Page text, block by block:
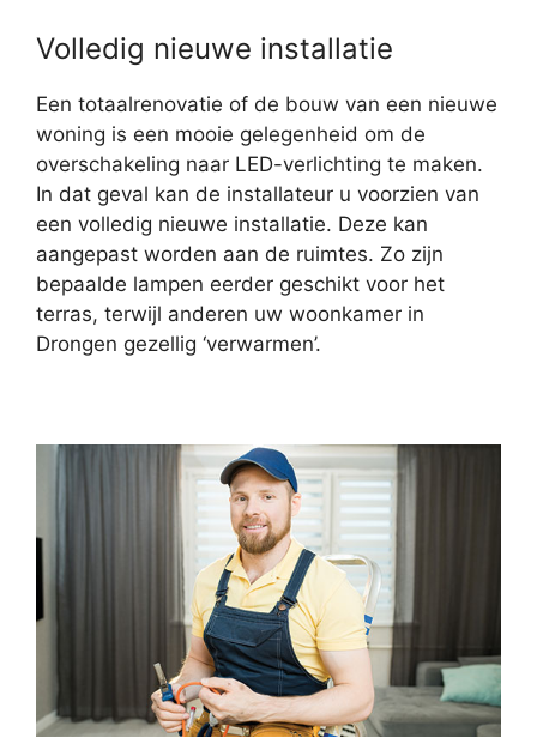
Volledig nieuwe installatie
Een totaalrenovatie of de bouw van een nieuwe
woning is een mooie gelegenheid om de
overschakeling naar LED-verlichting te maken.
In dat geval kan de installateur u voorzien van
een volledig nieuwe installatie. Deze kan
aangepast worden aan de ruimtes. Zo zijn
bepaalde lampen eerder geschikt voor het
terras, terwijl anderen uw woonkamer in
Drongen gezellig ‘verwarmen’.